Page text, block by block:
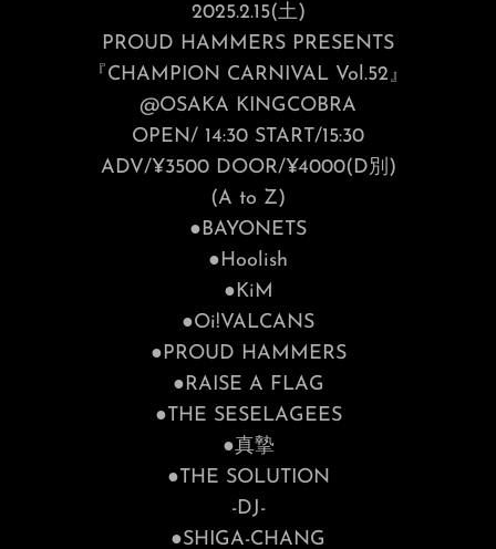
2025.2.15(土)
PROUD HAMMERS PRESENTS
『CHAMPION CARNIVAL Vol.52』
@OSAKA KINGCOBRA
OPEN/ 14:30 START/15:30
ADV/¥3500 DOOR/¥4000(D別)
(A to Z)
●BAYONETS
●Hoolish
●KiM
●Oi!VALCANS
●PROUD HAMMERS
●RAISE A FLAG
●THE SESELAGEES
●真摯
●THE SOLUTION
-DJ-
●SHIGA-CHANG